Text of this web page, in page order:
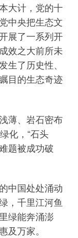
大计，党的十
中央把生态文
展了一系列开
效之大前所未
生了历史性、
目的生态奇迹
薄、岩石密布
化，“石头
题被成功破
中国处处涌动
，千里江河鱼
绿能奔涌澎
及万家。